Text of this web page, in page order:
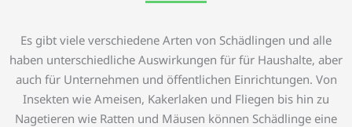
Es gibt viele verschiedene Arten von Schädlingen und alle
haben unterschiedliche Auswirkungen für für Haushalte, aber
auch für Unternehmen und öffentlichen Einrichtungen. Von
Insekten wie Ameisen, Kakerlaken und Fliegen bis hin zu
Nagetieren wie Ratten und Mäusen können Schädlinge eine